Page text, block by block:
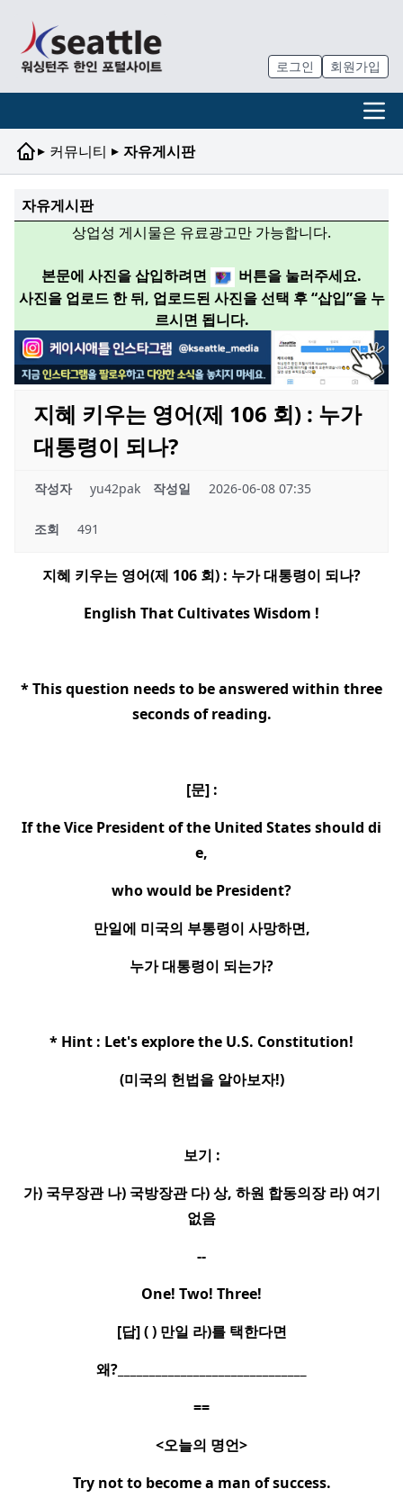
로그인 회원가입
▸ 커뮤니티 ▸ 자유게시판
자유게시판
상업성 게시물은 유료광고만 가능합니다.
본문에 사진을 삽입하려면
버튼을 눌러주세요.
사진을 업로드 한 뒤, 업로드된 사진을 선택 후 “삽입”을 누
르시면 됩니다.
지혜 키우는 영어(제 106 회) : 누가
대통령이 되나?
작성자 yu42pak 작성일 2026-06-08 07:35
조회 491
지혜 키우는 영어(제 106 회) : 누가 대통령이 되나?
English That Cultivates Wisdom !
* This question needs to be answered within three
seconds of reading.
[문] :
If the Vice President of the United States should di
e,
who would be President?
만일에 미국의 부통령이 사망하면,
누가 대통령이 되는가?
* Hint : Let's explore the U.S. Constitution!
(미국의 헌법을 알아보자!)
보기 :
가) 국무장관 나) 국방장관 다)상, 하원 합동의장 라) 여기
없음
--
One! Two! Three!
[답] ( ) 만일 라)를 택한다면
왜?______________________________
==
<오늘의 명언>
Try not to become a man of success.